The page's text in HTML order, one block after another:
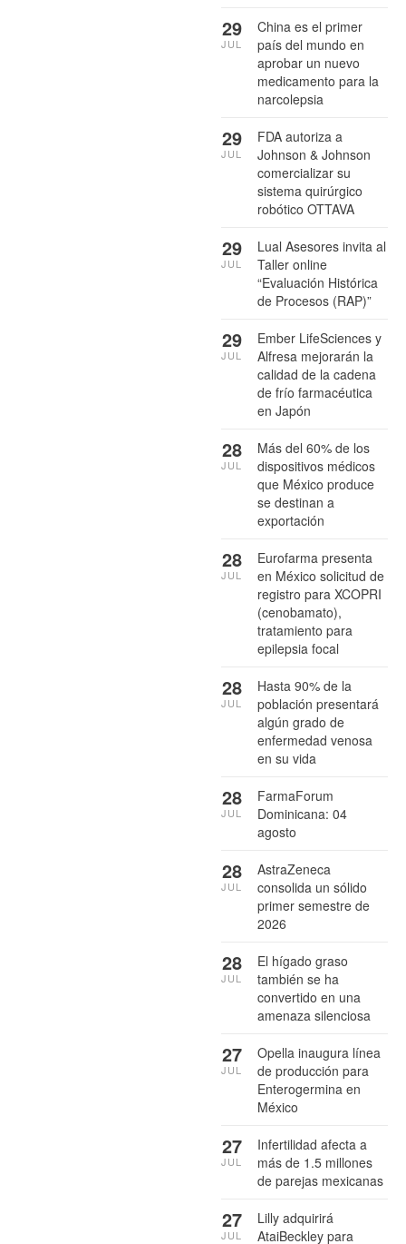
China es el primer
país del mundo en
aprobar un nuevo
medicamento para la
narcolepsia
29
JUL
FDA autoriza a
Johnson & Johnson
comercializar su
sistema quirúrgico
robótico OTTAVA
29
JUL
Lual Asesores invita al
Taller online
“Evaluación Histórica
de Procesos (RAP)”
29
JUL
Ember LifeSciences y
Alfresa mejorarán la
calidad de la cadena
de frío farmacéutica
en Japón
29
JUL
Más del 60% de los
dispositivos médicos
que México produce
se destinan a
exportación
28
JUL
Eurofarma presenta
en México solicitud de
registro para XCOPRI
(cenobamato),
tratamiento para
epilepsia focal
28
JUL
Hasta 90% de la
población presentará
algún grado de
enfermedad venosa
en su vida
28
JUL
FarmaForum
Dominicana: 04
agosto
28
JUL
AstraZeneca
consolida un sólido
primer semestre de
2026
28
JUL
El hígado graso
también se ha
convertido en una
amenaza silenciosa
28
JUL
Opella inaugura línea
de producción para
Enterogermina en
México
27
JUL
Infertilidad afecta a
más de 1.5 millones
de parejas mexicanas
27
JUL
Lilly adquirirá
AtaiBeckley para
27
JUL